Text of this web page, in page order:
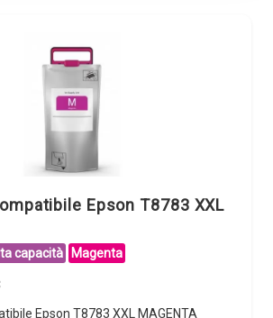
Epson T8783 XXL
capacità Magenta
Epson T8783 XXL MAGENTA